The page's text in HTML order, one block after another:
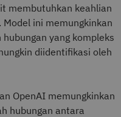
membutuhkan keahlian
ini memungkinkan
yang kompleks
diidentifikasi oleh
OpenAI memungkinkan
hubungan antara